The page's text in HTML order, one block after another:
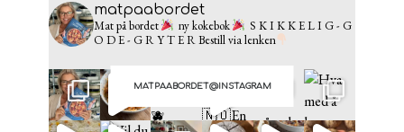
MATPAABORDET@INSTAGRAM
matpaabordet
Mat på bordet ny kokebok
S K I K K E L I G - G
O D E - G R Y T E RBestill via lenken